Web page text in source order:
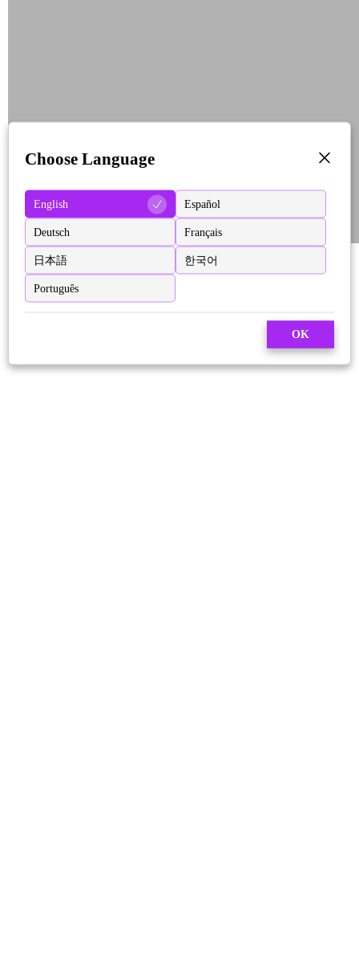
Choose Language
English Español
Deutsch Français
日本語 한국어
Português
OK